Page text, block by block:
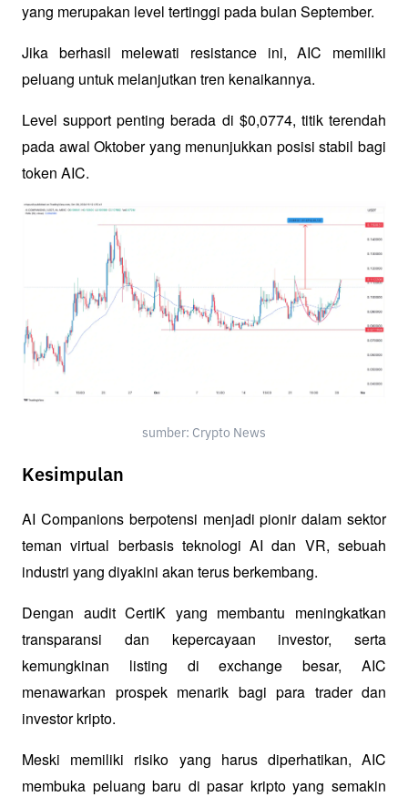
yang merupakan level tertinggi pada bulan September.
Jika berhasil melewati resistance ini, AIC memiliki
peluang untuk melanjutkan tren kenaikannya.
Level support penting berada di $0,0774, titik terendah
pada awal Oktober yang menunjukkan posisi stabil bagi
token AIC.
sumber: Crypto News
Kesimpulan
AI Companions berpotensi menjadi pionir dalam sektor
teman virtual berbasis teknologi AI dan VR, sebuah
industri yang diyakini akan terus berkembang.
Dengan audit CertiK yang membantu meningkatkan
transparansi dan kepercayaan investor, serta
kemungkinan listing di exchange besar, AIC
menawarkan prospek menarik bagi para trader dan
investor kripto.
Meski memiliki risiko yang harus diperhatikan, AIC
membuka peluang baru di pasar kripto yang semakin